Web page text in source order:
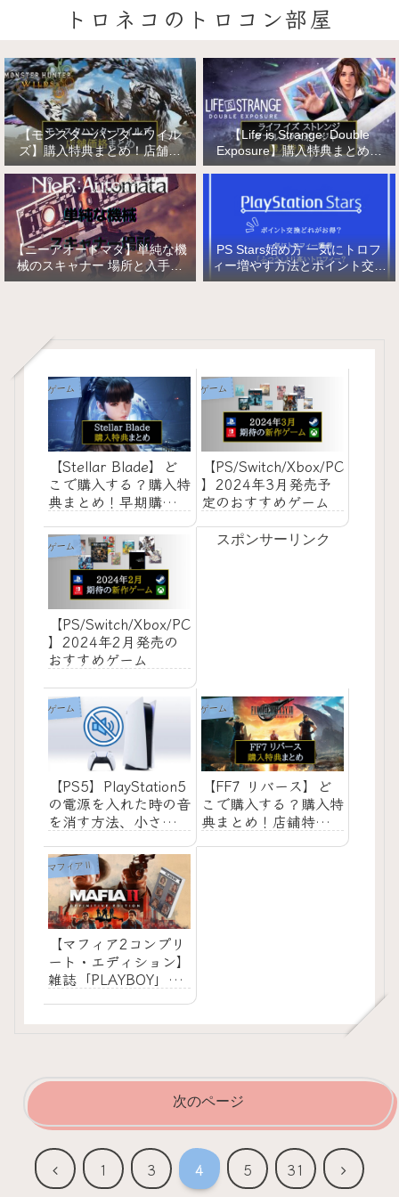
トロネコのトロコン部屋
【モンスターハンターワイル
ズ】購入特典まとめ！店舗特
典・店舗価格比較！
【Life is Strange: Double
Exposure】購入特典まとめ！
店舗特典・店舗価格比較！ライ
スポージャー
【ニーアオートマタ】単純な機
械のスキャナー 場所と入手方
法/複雑な機械と精巧な機械の
PS Stars始め方 一気にトロフ
ィー増やす方法とポイント交換
【PlayStation Stars】
ゲーム
【Stellar Blade】ど
こで購入する？購入特
典まとめ！早期購入特
価格はどこ？
ゲーム
【PS/Switch/Xbox/PC
】2024年3月発売予
定のおすすめゲーム
ゲーム
【PS/Switch/Xbox/PC
】2024年2月発売の
おすすめゲーム
スポンサーリンク
ゲーム
【PS5】PlayStation5
の電源を入れた時の音
を消す方法、小さい音
ゲーム
【FF7 リバース】ど
こで購入する？購入特
典まとめ！店舗特典・
マフィアⅡ
【マフィア2コンプリ
ート・エディション】
雑誌「PLAYBOY」の
次のページ
前
1 3 4 5 31
次